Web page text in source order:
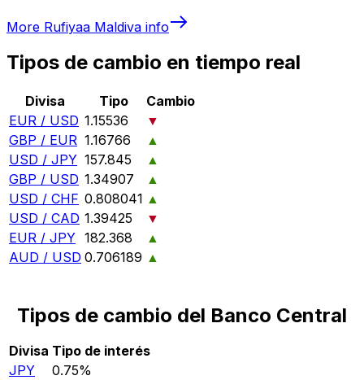
More Rufiyaa Maldiva info
Tipos de cambio en tiempo real
Divisa Tipo
Cambio
EUR / USD 1.15536
▼
GBP / EUR 1.16766
▲
USD / JPY 157.845
▲
GBP / USD 1.34907
▲
USD / CHF 0.808041 ▲
USD / CAD 1.39425
▼
EUR / JPY 182.368
▲
AUD / USD 0.706189 ▲
Tipos de cambio del Banco Central
Divisa Tipo de interés
JPY
0.75%